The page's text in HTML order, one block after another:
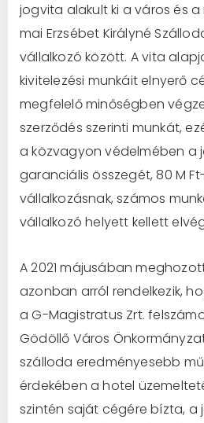
jogvita alakult ki a város és
mai Erzsébet Királyné
vállalkozó között. A vita
kivitelezési munkáit elnyerő
megfelelő minőségben
szerződés szerinti munkát,
a közvagyon védelmében a
garanciális összegét, 80 M
vállalkozásnak, számos
vállalkozó helyett kellett
A 2021 májusában
azonban arról rendelkezik,
a G-Magistratus Zrt.
Gödöllő Város
szálloda eredményesebb
érdekében a hotel
szintén saját cégére bízta, a